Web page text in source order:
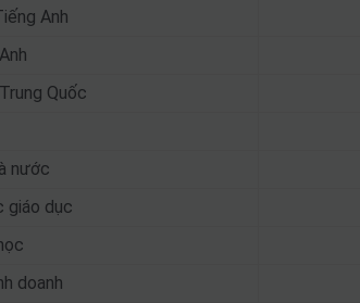
Anh
Quốc
nước
giáo dục
doanh